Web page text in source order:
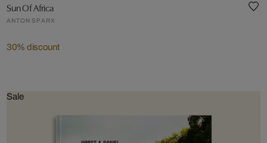
Sun Of Africa
ANTON SPARX
30% discount
Sale